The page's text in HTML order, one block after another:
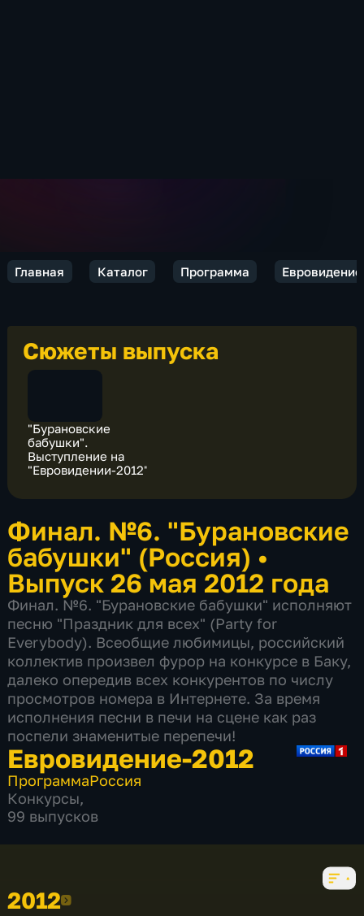
Главная Каталог Программа
Сюжеты выпуска
"Бурановские
бабушки".
Выступление на
"Евровидении-2012"
Финал. №6. "Бурановские
бабушки" (Россия) •
Выпуск 26 мая 2012 года
Финал. №6. "Бурановские бабушки" исполняют
песню "Праздник для всех" (Party for
Everybody). Всеобщие любимицы, российский
коллектив произвел фурор на конкурсе в Баку,
далеко опередив всех конкурентов по числу
просмотров номера в Интернете. За время
исполнения песни в печи на сцене как раз
поспели знаменитые перепечи!
Евровидение-2012
ПрограммаРоссия
Конкурсы,
99 выпусков
20122012